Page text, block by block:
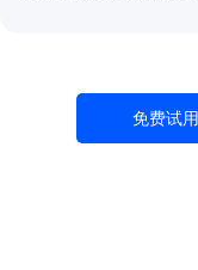
免费试用